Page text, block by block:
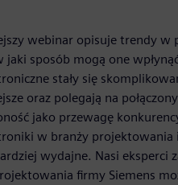
webinar opisuje trendy
jaki sposób mogą one
stały się
oraz polegają na
jako przewagę
w branży projektowania
wydajne. Nasi eksperci
firmy Siemens